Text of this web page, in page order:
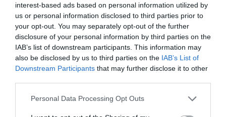
interest-based ads based on personal information utilized by
us or personal information disclosed to third parties prior to
your opt-out. You may separately opt-out of the further
disclosure of your personal information by third parties on the
IAB’s list of downstream participants. This information may
also be disclosed by us to third parties on the IAB’s List of
Downstream Participants that may further disclose it to other
Please note that this website/app uses one or more Google
Personal Data Processing Opt Outs
Τι; δεν το πιστεύεις!!
Θα το δεις και αν δεν το δεις, που δεν θα το
δεις Γιάννη, να πιστέψεις ότι μας πει
ο…..ΜΕΓΆΛΟΣ!!
Αχ παω……
ΑΠΆΝΤΗΣΗ
ΑΦΉΣΤΕ ΈΝΑ ΣΧΌΛΙΟ